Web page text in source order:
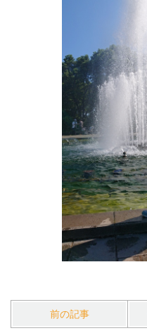
前の記事